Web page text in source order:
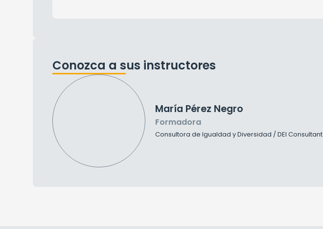
Conozca a sus instructores
Formadora
Consultora de Igualdad y Diversidad / DEI Consultant
María Pérez Negro